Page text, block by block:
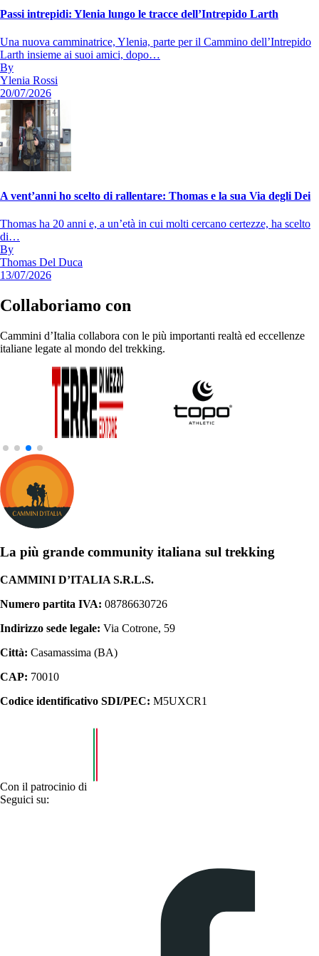
Passi intrepidi: Ylenia lungo le tracce dell’Intrepido Larth
Una nuova camminatrice, Ylenia, parte per il Cammino dell’Intrepido
Larth insieme ai suoi amici, dopo…
By
Ylenia Rossi
20/07/2026
A vent’anni ho scelto di rallentare: Thomas e la sua Via degli Dei
Thomas ha 20 anni e, a un’età in cui molti cercano certezze, ha scelto
di…
By
Thomas Del Duca
13/07/2026
Collaboriamo con
Cammini d’Italia collabora con le più importanti realtà ed eccellenze
italiane legate al mondo del trekking.
La più grande community italiana sul trekking
CAMMINI D’ITALIA S.R.L.S.
Numero partita IVA: 08786630726
Indirizzo sede legale: Via Cotrone, 59
Città: Casamassima (BA)
CAP: 70010
Codice identificativo SDI/PEC: M5UXCR1
Con il patrocinio di
Seguici su: